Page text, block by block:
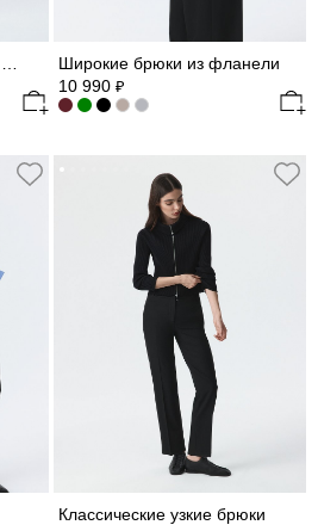
Широкие брюки из фланели
10 990 ₽
Классические узкие брюки